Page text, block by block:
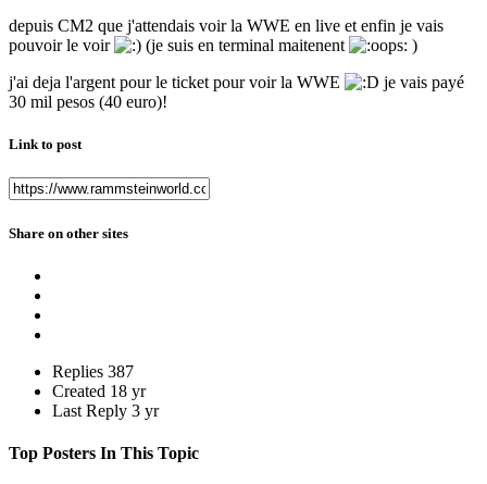
depuis CM2 que j'attendais voir la WWE en live et enfin je vais
pouvoir le voir
(je suis en terminal maitenent
)
j'ai deja l'argent pour le ticket pour voir la WWE
je vais payé
30 mil pesos (40 euro)!
Link to post
Share on other sites
Replies 387
Created 18 yr
Last Reply 3 yr
Top Posters In This Topic